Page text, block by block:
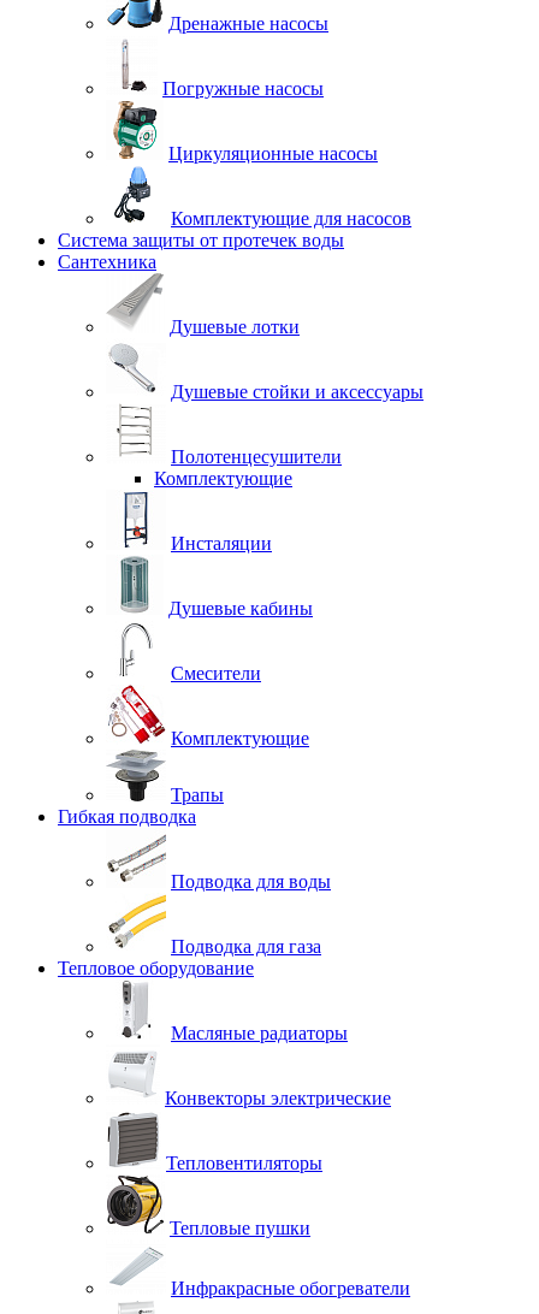
Дренажные насосы
Погружные насосы
Циркуляционные насосы
Комплектующие для насосов
Система защиты от протечек воды
Сантехника
Душевые лотки
Душевые стойки и аксессуары
Полотенцесушители
Комплектующие
Инсталяции
Душевые кабины
Смесители
Комплектующие
Трапы
Гибкая подводка
Подводка для воды
Подводка для газа
Тепловое оборудование
Масляные радиаторы
Конвекторы электрические
Тепловентиляторы
Тепловые пушки
Инфракрасные обогреватели